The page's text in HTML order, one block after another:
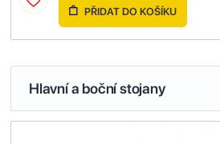
PŘIDAT DO KOŠÍKU
Hlavní a boční stojany